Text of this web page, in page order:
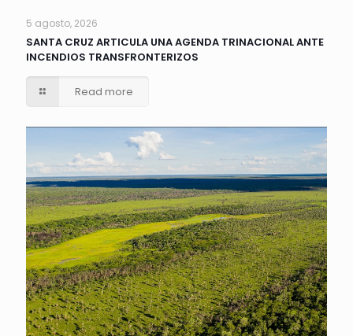
5 agosto, 2026
SANTA CRUZ ARTICULA UNA AGENDA TRINACIONAL ANTE
INCENDIOS TRANSFRONTERIZOS
Read more